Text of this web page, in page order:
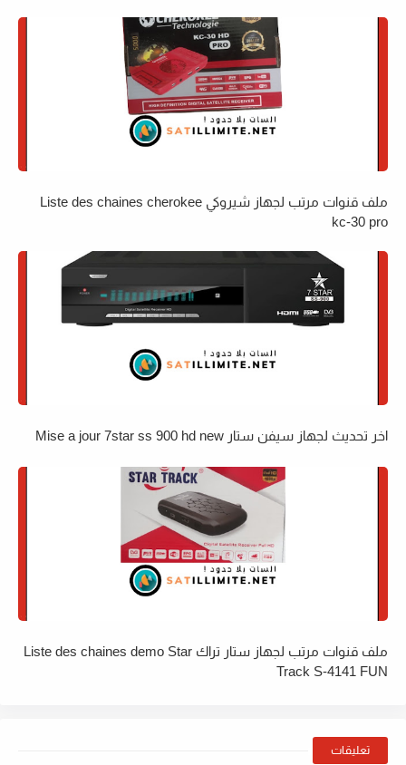
ملف قنوات مرتب لجهاز شيروكي Liste des chaines cherokee
kc-30 pro
اخر تحديث لجهاز سيفن ستار Mise a jour 7star ss 900 hd new
ملف قنوات مرتب لجهاز ستار تراك Liste des chaines demo Star
Track S-4141 FUN
تعليقات